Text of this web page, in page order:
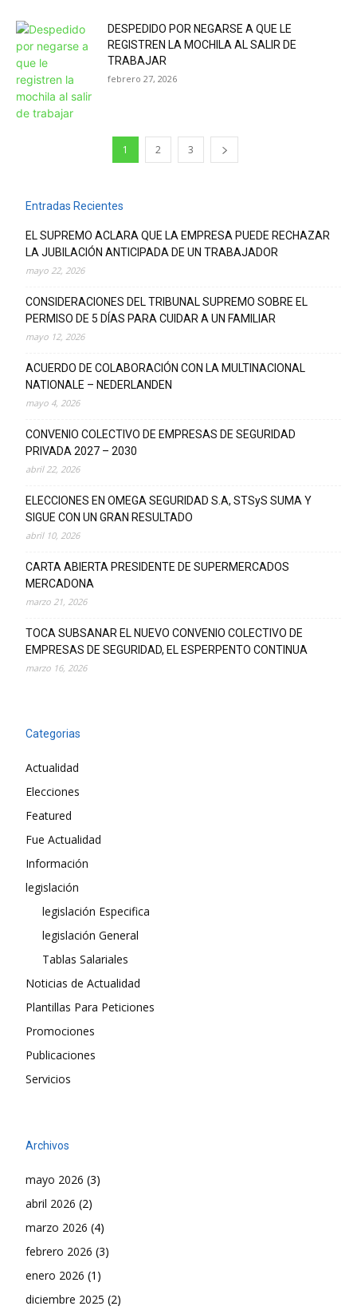
DESPEDIDO POR NEGARSE A QUE LE
REGISTREN LA MOCHILA AL SALIR DE
TRABAJAR
febrero 27, 2026
1 2 3
Entradas Recientes
EL SUPREMO ACLARA QUE LA EMPRESA PUEDE RECHAZAR
LA JUBILACIÓN ANTICIPADA DE UN TRABAJADOR
mayo 22, 2026
CONSIDERACIONES DEL TRIBUNAL SUPREMO SOBRE EL
PERMISO DE 5 DÍAS PARA CUIDAR A UN FAMILIAR
mayo 12, 2026
ACUERDO DE COLABORACIÓN CON LA MULTINACIONAL
NATIONALE – NEDERLANDEN
mayo 4, 2026
CONVENIO COLECTIVO DE EMPRESAS DE SEGURIDAD
PRIVADA 2027 – 2030
abril 22, 2026
ELECCIONES EN OMEGA SEGURIDAD S.A, STSyS SUMA Y
SIGUE CON UN GRAN RESULTADO
abril 10, 2026
CARTA ABIERTA PRESIDENTE DE SUPERMERCADOS
MERCADONA
marzo 21, 2026
TOCA SUBSANAR EL NUEVO CONVENIO COLECTIVO DE
EMPRESAS DE SEGURIDAD, EL ESPERPENTO CONTINUA
marzo 16, 2026
Categorias
Actualidad
Elecciones
Featured
Fue Actualidad
Información
legislación
legislación Especifica
legislación General
Tablas Salariales
Noticias de Actualidad
Plantillas Para Peticiones
Promociones
Publicaciones
Servicios
Archivos
mayo 2026 (3)
abril 2026 (2)
marzo 2026 (4)
febrero 2026 (3)
enero 2026 (1)
diciembre 2025 (2)